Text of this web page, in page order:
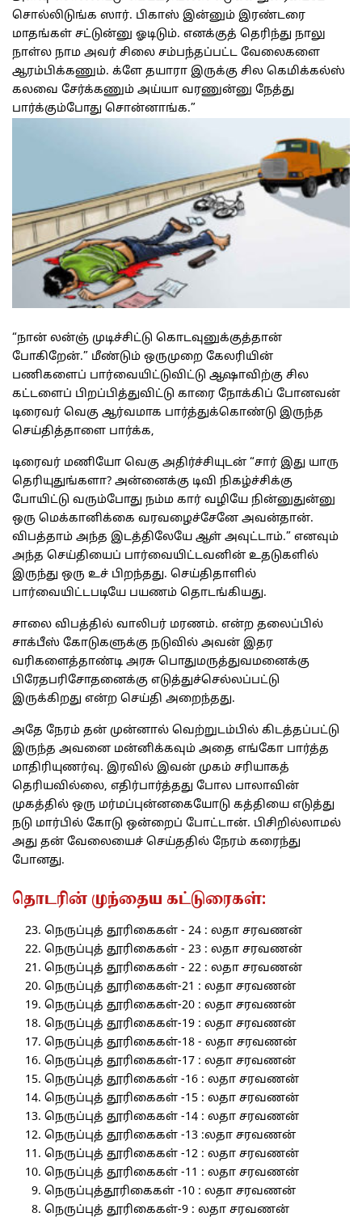
சொல்லிடுங்க ஸார். பிகாஸ் இன்னும் இரண்டரை
மாதங்கள் சட்டுன்னு ஓடிடும். எனக்குத் தெரிந்து நாலு
நாள்ல நாம அவர் சிலை சம்பந்தப்பட்ட வேலைகளை
ஆரம்பிக்கணும். க்ளே தயாரா இருக்கு சில கெமிக்கல்ஸ்
கலவை சேர்க்கணும் அய்யா வரணுன்னு நேத்து
பார்க்கும்போது சொன்னாங்க.”
“நான் லன்ஞ் முடிச்சிட்டு கொடவுனுக்குத்தான்
போகிறேன்.” மீண்டும் ஒருமுறை கேலரியின்
பணிகளைப் பார்வையிட்டுவிட்டு ஆஷாவிற்கு சில
கட்டளைப் பிறப்பித்துவிட்டு காரை நோக்கிப் போனவன்
டிரைவர் வெகு ஆர்வமாக பார்த்துக்கொண்டு இருந்த
செய்தித்தாளை பார்க்க,
டிரைவர் மணியோ வெகு அதிர்ச்சியுடன் “சார் இது யாரு
தெரியுதுங்களா? அன்னைக்கு டிவி நிகழ்ச்சிக்கு
போயிட்டு வரும்போது நம்ம கார் வழியே நின்னுதுன்னு
ஒரு மெக்கானிக்கை வரவழைச்சேனே அவன்தான்.
விபத்தாம் அந்த இடத்திலேயே ஆள் அவுட்டாம்.” எனவும்
அந்த செய்தியைப் பார்வையிட்டவனின் உதடுகளில்
இருந்து ஒரு உச் பிறந்தது. செய்திதாளில்
பார்வையிட்டபடியே பயணம் தொடங்கியது.
சாலை விபத்தில் வாலிபர் மரணம். என்ற தலைப்பில்
சாக்பீஸ் கோடுகளுக்கு நடுவில் அவன் இதர
வரிகளைத்தாண்டி அரசு பொதுமருத்துவமனைக்கு
பிரேதபரிசோதனைக்கு எடுத்துச்செல்லப்பட்டு
இருக்கிறது என்ற செய்தி அறைந்தது.
அதே நேரம் தன் முன்னால் வெற்றுடம்பில் கிடத்தப்பட்டு
இருந்த அவனை மன்னிக்கவும் அதை எங்கோ பார்த்த
மாதிரியுணர்வு. இரவில் இவன் முகம் சரியாகத்
தெரியவில்லை, எதிர்பார்த்தது போல பாலாவின்
முகத்தில் ஒரு மர்மப்புன்னகையோடு கத்தியை எடுத்து
நடு மார்பில் கோடு ஒன்றைப் போட்டான். பிசிறில்லாமல்
அது தன் வேலையைச் செய்ததில் நேரம் கரைந்து
போனது.
தொடரின் முந்தைய கட்டுரைகள்:
நெருப்புத் தூரிகைகள் - 24 : லதா சரவணன்
நெருப்புத் தூரிகைகள் - 23 : லதா சரவணன்
நெருப்புத் தூரிகைகள் - 22 : லதா சரவணன்
நெருப்புத் தூரிகைகள்-21 : லதா சரவணன்
நெருப்புத் தூரிகைகள்-20 : லதா சரவணன்
நெருப்புத் தூரிகைகள்-19 : லதா சரவணன்
நெருப்புத் தூரிகைகள்-18 - லதா சரவணன்
நெருப்புத் தூரிகைகள்-17 : லதா சரவணன்
நெருப்புத் தூரிகைகள் -16 : லதா சரவணன்
நெருப்புத் தூரிகைகள் -15 : லதா சரவணன்
நெருப்புத் தூரிகைகள் -14 : லதா சரவணன்
நெருப்புத் தூரிகைகள் -13 :லதா சரவணன்
நெருப்புத் தூரிகைகள் -12 : லதா சரவணன்
நெருப்புத் தூரிகைகள் -11 : லதா சரவணன்
நெருப்புத்தூரிகைகள் -10 : லதா சரவணன்
நெருப்புத் தூரிகைகள்-9 : லதா சரவணன்